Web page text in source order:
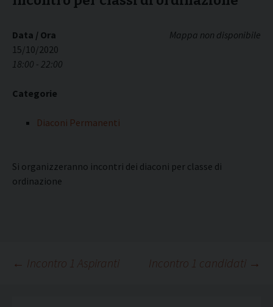
Mappa non disponibile
Data / Ora
15/10/2020
18:00 - 22:00
Categorie
Diaconi Permanenti
Si organizzeranno incontri dei diaconi per classe di
ordinazione
Navigazione
← Incontro 1 Aspiranti Incontro 1 candidati →